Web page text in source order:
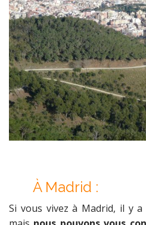
ÀMadrid :
Si vous vivez à Madrid, il y